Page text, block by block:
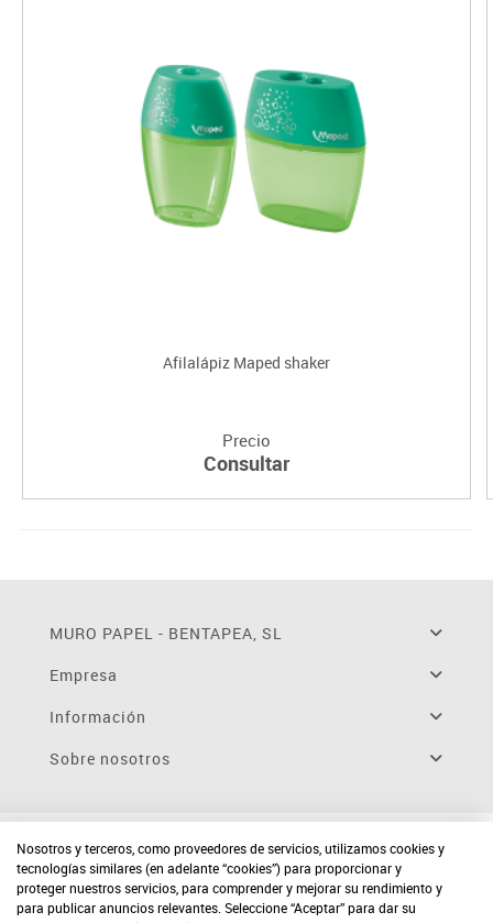
Afilalápiz Maped shaker
Precio
Consultar
MURO PAPEL - BENTAPEA, SL
Empresa
Información
Sobre nosotros
Nosotros y terceros, como proveedores de servicios, utilizamos cookies y
tecnologías similares (en adelante “cookies”) para proporcionar y
proteger nuestros servicios, para comprender y mejorar su rendimiento y
para publicar anuncios relevantes. Seleccione “Aceptar” para dar su